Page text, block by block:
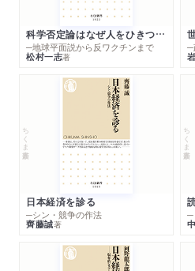
科学否定論はなぜ人をひきつけるのか
─地球平面説から反ワクチンまで
松村一志著
─
ちくま新書
日本経済を診る
─シン・競争の作法
齊藤誠著
ちくま新書